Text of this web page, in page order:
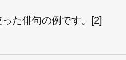
た俳句の例です。[2]